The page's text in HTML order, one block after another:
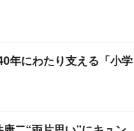
年にわたり支える「小学